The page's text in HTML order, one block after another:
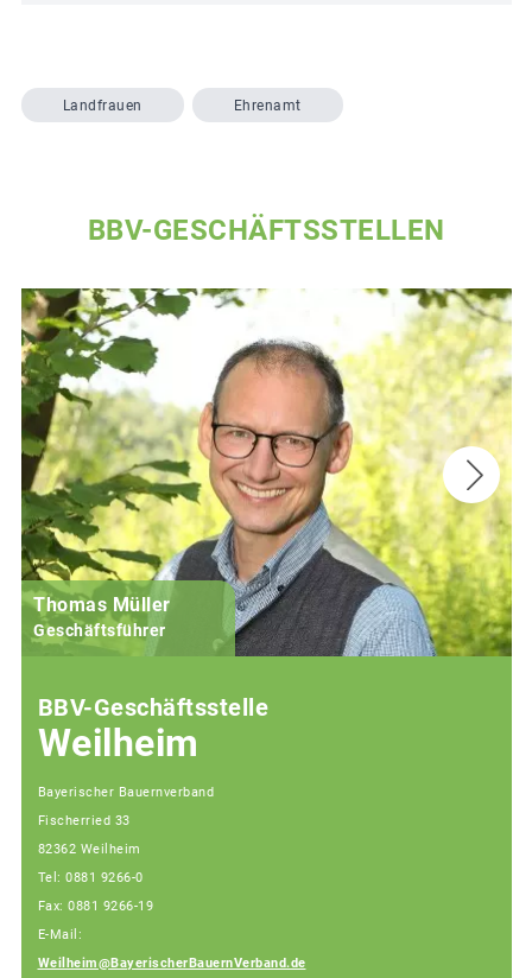
Landfrauen Ehrenamt
BBV-GESCHÄFTSSTELLEN
Thomas Müller
Geschäftsführer
BBV-Geschäftsstelle
Weilheim
Bayerischer Bauernverband
Fischerried 33
82362 Weilheim
Tel: 0881 9266-0
Fax: 0881 9266-19
E-Mail:
Weilheim@BayerischerBauernVerband.de